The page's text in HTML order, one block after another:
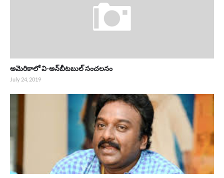
అమెరికాలో వి-అన్‌బీటబుల్ సంచలనం
July 24, 2019